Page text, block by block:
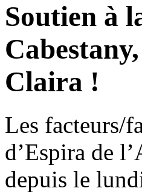
Soutien à
Claira !
Les facteurs/
d’Espira de
depuis le